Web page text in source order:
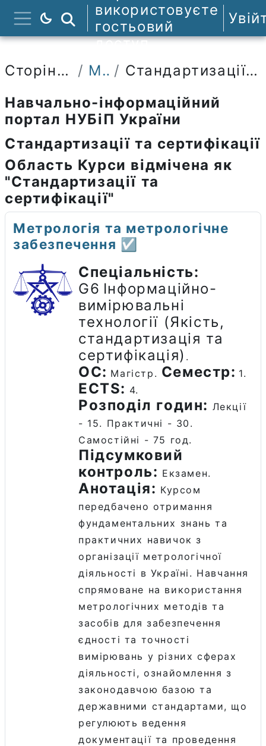
Перейти до головного вмісту
Бокова панель
Пошук курсів
використовуєте
гостьовий
доступ
Сторінки сайту Мітки
Стандартизації та сертифікації
Навчально-інформаційний
портал НУБіП України
Стандартизації та сертифікації
Область Курси відмічена як
"Стандартизації та
сертифікації"
Метрологія та метрологічне
забезпечення ☑️
Спеціальність:
G6 Інформаційно-
вимірювальні
технології (Якість,
стaндартизація та
сертифікaція) .
ОС: Магістр. Семестр: 1.
ECTS: 4.
Розподіл годин: Лекції
- 15. Практичні - 30.
Самостійні - 75 год.
Підсумковий
контроль: Екзамен.
Анотація: Курсом
передбачено отримання
фундаментальних знань та
практичних навичок з
організації метрологічної
діяльності в Україні. Навчання
спрямоване на використання
метрологічних методів та
засобів для забезпечення
єдності та точності
вимірювань у різних сферах
діяльності, ознайомлення з
законодавчою базою та
державними стaндартами, що
регулюють ведення
документації та проведення